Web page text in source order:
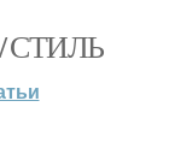
СТИЛЬ